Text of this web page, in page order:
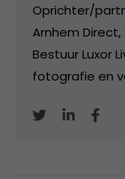
Oprichter/
Arnhem Direct,
Bestuur Luxor
fotografie en